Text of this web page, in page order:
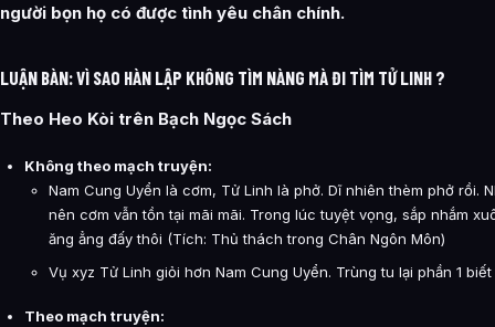
người bọn họ có được tình yêu chân chính.
LUẬN BÀN: VÌ SAO HÀN LẬP KHÔNG TÌM NÀNG MÀ ĐI TÌM TỬ LINH ?
Theo Heo Kòi trên Bạch Ngọc Sách
Không theo mạch truyện:
Nam Cung Uyển là cơm, Tử Linh là phở. Dĩ nhiên thèm phở rồi.
nên cơm vẫn tồn tại mãi mãi. Trong lúc tuyệt vọng, sắp nhắm
ăng ẳng đấy thôi (Tích: Thủ thách trong Chân Ngôn Môn)
Vụ xyz Tử Linh giỏi hơn Nam Cung Uyển. Trùng tu lại phần 1
Theo mạch truyện: